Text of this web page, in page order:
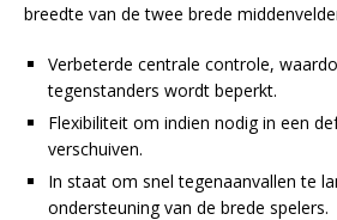
breedte van de twee brede
Verbeterde centrale controle,
tegenstanders wordt beperkt.
Flexibiliteit om indien nodig in een
verschuiven.
In staat om snel tegenaanvallen te
ondersteuning van de brede spelers.